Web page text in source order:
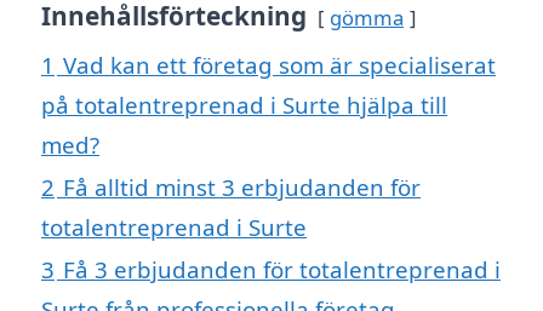
Innehållsförteckning gömma
1 Vad kan ett företag som är specialiserat
på totalentreprenad i Surte hjälpa till
med?
2 Få alltid minst 3 erbjudanden för
totalentreprenad i Surte
3 Få 3 erbjudanden för totalentreprenad i